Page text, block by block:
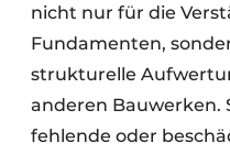
nicht nur für die
Fundamenten,
strukturelle
anderen Bauwerken.
fehlende oder